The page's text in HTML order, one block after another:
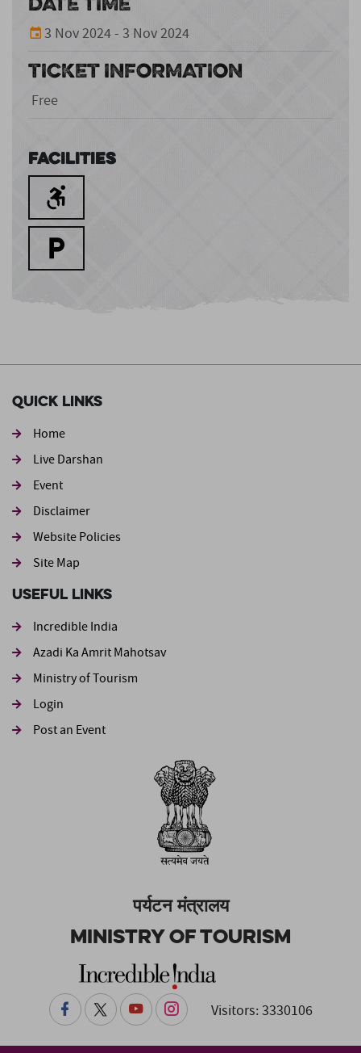
3 Nov 2024 - 3 Nov 2024
TICKET INFORMATION
Free
Facilities
Quick Links
Home
Live Darshan
Event
Footer second
Disclaimer
Website Policies
Site Map
Useful Links
Incredible India
Azadi Ka Amrit Mahotsav
Ministry of Tourism
Login
Post an Event
पर्यटन मंत्रालय
Ministry of Tourism
Visitors: 3330106